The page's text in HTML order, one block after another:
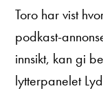
Toro har vist
podkast-
innsikt, kan gi
lytterpanelet